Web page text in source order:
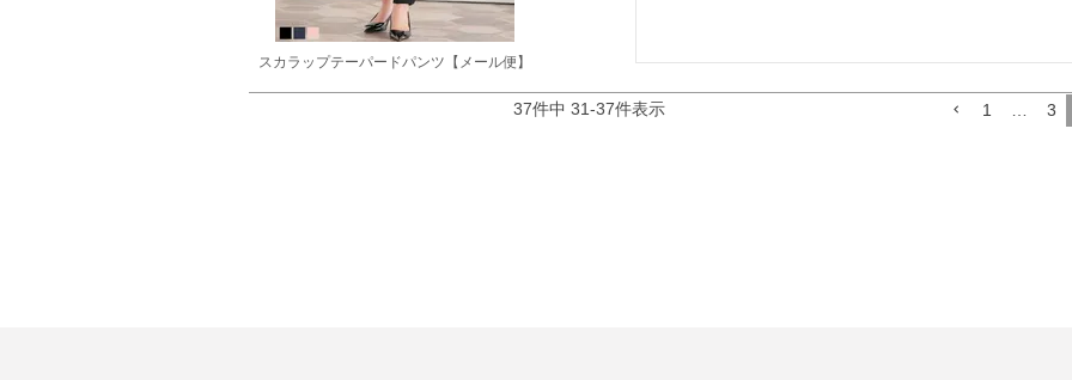
スカラップテーパードパンツ【メール便】
37件中 31-37件表示 1 3